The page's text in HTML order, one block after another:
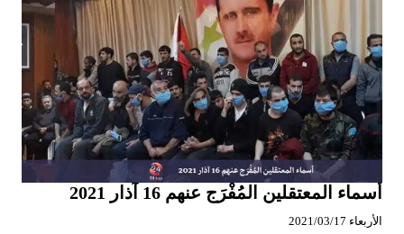
أسماء المعتقلين المُفْرَج عنهم 16 آذار 2021
الأربعاء 2021/03/17